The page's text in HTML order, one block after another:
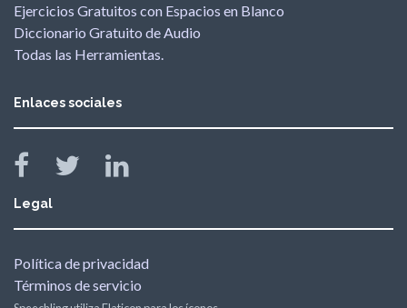
Ejercicios Gratuitos con Espacios en Blanco
Diccionario Gratuito de Audio
Todas las Herramientas.
Enlaces sociales
Legal
Política de privacidad
Términos de servicio